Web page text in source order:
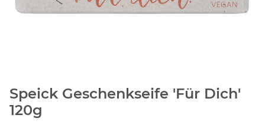
Speick Geschenkseife 'Für Dich'
120g